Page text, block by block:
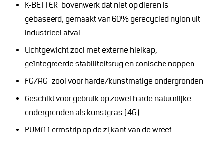
K-BETTER: bovenwerk dat niet op dieren is
gebaseerd, gemaakt van 60% gerecycled nylon uit
industrieel afval
Lichtgewicht zool met externe hielkap,
geïntegreerde stabiliteitsrug en conische noppen
FG/AG: zool voor harde/kunstmatige ondergronden
Geschikt voor gebruik op zowel harde natuurlijke
ondergronden als kunstgras (4G)
PUMA Formstrip op de zijkant van de wreef